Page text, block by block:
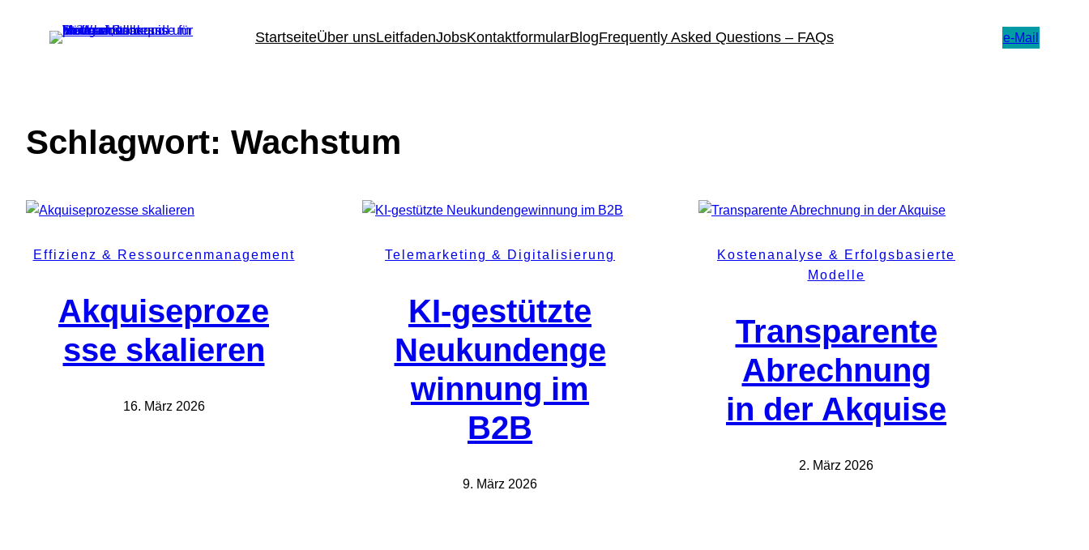
StartseiteÜber unsLeitfadenJobsKontaktformularBlogFrequently Asked Questions – FAQs e-Mail
Schlagwort: Wachstum
Effizienz & Ressourcenmanagement
Akquiseproze
sse skalieren
16. März 2026
Telemarketing & Digitalisierung
KI-gestützte
Neukundenge
winnung im
B2B
9. März 2026
Kostenanalyse & Erfolgsbasierte
Modelle
Transparente
Abrechnung
in der Akquise
2. März 2026